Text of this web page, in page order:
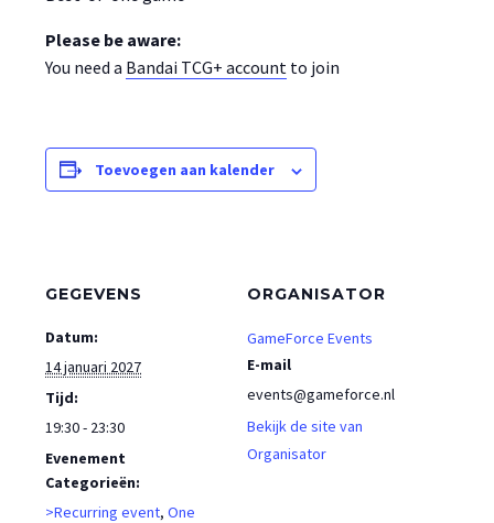
Please be aware:
You need a Bandai TCG+ account to join
Toevoegen aan kalender
GEGEVENS
Datum:
14 januari 2027
Tijd:
19:30 - 23:30
Evenement
Categorieën:
>Recurring event, One
ORGANISATOR
GameForce Events
E-mail
events@gameforce.nl
Bekijk de site van
Organisator